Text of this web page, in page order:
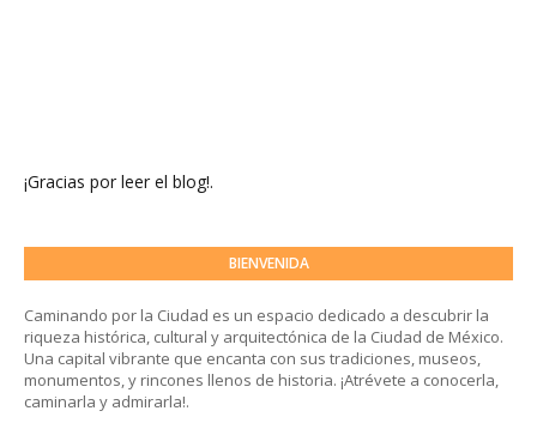
¡Gracias por leer el blog!.
BIENVENIDA
Caminando por la Ciudad es un espacio dedicado a descubrir la
riqueza histórica, cultural y arquitectónica de la Ciudad de México.
Una capital vibrante que encanta con sus tradiciones, museos,
monumentos, y rincones llenos de historia. ¡Atrévete a conocerla,
caminarla y admirarla!.